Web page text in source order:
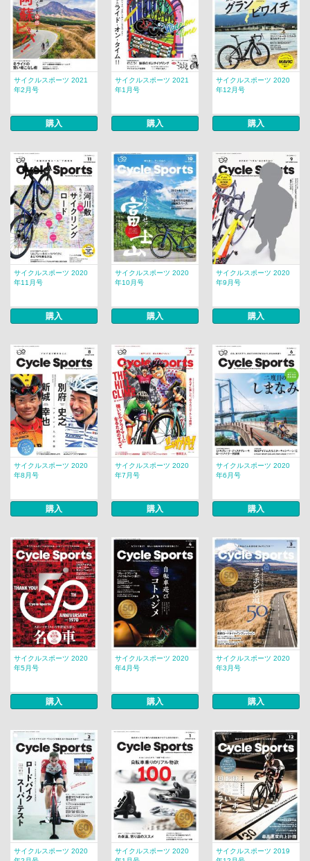
サイクルスポーツ 2021
年2月号
購入
サイクルスポーツ 2021
年1月号
購入
サイクルスポーツ 2020
年12月号
購入
サイクルスポーツ 2020
年11月号
購入
サイクルスポーツ 2020
年10月号
購入
サイクルスポーツ 2020
年9月号
購入
サイクルスポーツ 2020
年8月号
購入
サイクルスポーツ 2020
年7月号
購入
サイクルスポーツ 2020
年6月号
購入
サイクルスポーツ 2020
年5月号
購入
サイクルスポーツ 2020
年4月号
購入
サイクルスポーツ 2020
年3月号
購入
サイクルスポーツ 2020
サイクルスポーツ 2020
サイクルスポーツ 2019